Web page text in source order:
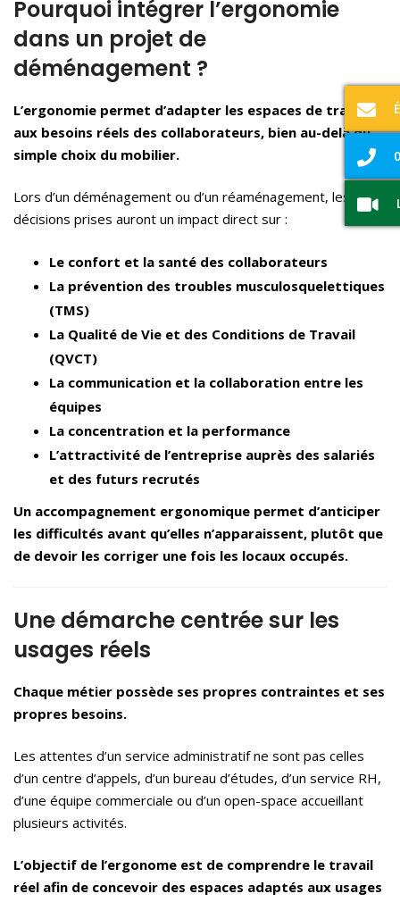
Pourquoi intégrer l’ergonomie
dans un projet de
déménagement ?
L’ergonomie permet d’adapter les espaces de travail
aux besoins réels des collaborateurs, bien au-delà du
simple choix du mobilier.
Lors d’un déménagement ou d’un réaménagement, les
décisions prises auront un impact direct sur :
Le confort et la santé des collaborateurs
La prévention des troubles musculosquelettiques
(TMS)
La Qualité de Vie et des Conditions de Travail
(QVCT)
La communication et la collaboration entre les
équipes
La concentration et la performance
L’attractivité de l’entreprise auprès des salariés
et des futurs recrutés
Un accompagnement ergonomique permet d’anticiper
les difficultés avant qu’elles n’apparaissent, plutôt que
de devoir les corriger une fois les locaux occupés.
Une démarche centrée sur les
usages réels
Chaque métier possède ses propres contraintes et ses
propres besoins.
Les attentes d’un service administratif ne sont pas celles
d’un centre d’appels, d’un bureau d’études, d’un service RH,
d’une équipe commerciale ou d’un open-space accueillant
plusieurs activités.
L’objectif de l’ergonome est de comprendre le travail
réel afin de concevoir des espaces adaptés aux usages